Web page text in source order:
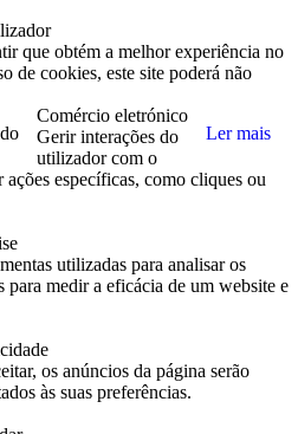
que obtém a melhor experiência no
de cookies, este site poderá não
Ler mais
Comércio eletrónico
Gerir interações do
utilizador com o
específicas, como cliques ou
utilizadas para analisar os
para medir a eficácia de um website e
os anúncios da página serão
às suas preferências.